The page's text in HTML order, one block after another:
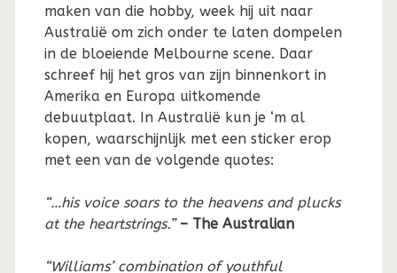
maken van die hobby, week hij uit naar
Australië om zich onder te laten dompelen
in de bloeiende Melbourne scene. Daar
schreef hij het gros van zijn binnenkort in
Amerika en Europa uitkomende
debuutplaat. In Australië kun je ‘m al
kopen, waarschijnlijk met een sticker erop
met een van de volgende quotes:
“…his voice soars to the heavens and plucks
at the heartstrings.” – The Australian
“Williams’ combination of youthful